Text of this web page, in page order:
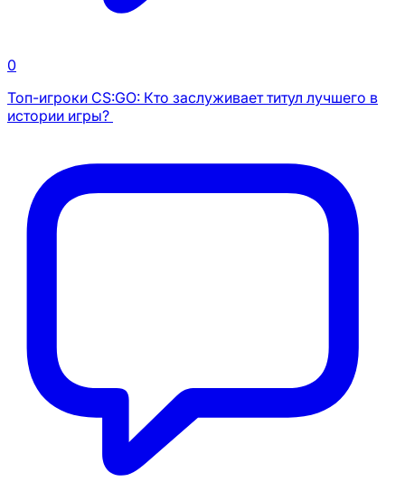
0
Топ-игроки CS:GO: Кто заслуживает титул лучшего в
истории игры?